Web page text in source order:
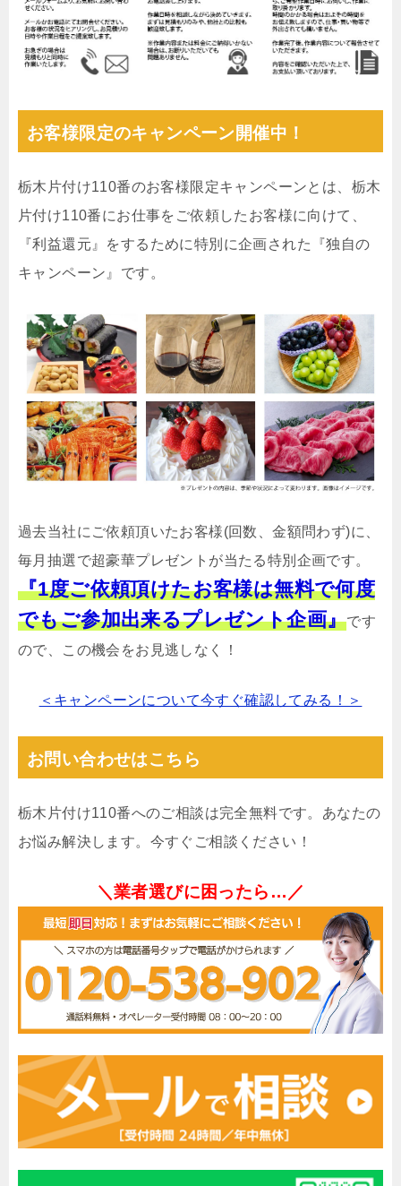
お客様限定のキャンペーン開催中！
栃木片付け110番のお客様限定キャンペーンとは、栃木
片付け110番にお仕事をご依頼したお客様に向けて、
『利益還元』をするために特別に企画された『独自の
キャンペーン』です。
過去当社にご依頼頂いたお客様(回数、金額問わず)に、
毎月抽選で超豪華プレゼントが当たる特別企画です。
『1度ご依頼頂けたお客様は無料で何度
でもご参加出来るプレゼント企画』です
ので、この機会をお見逃しなく！
＜キャンペーンについて今すぐ確認してみる！＞
お問い合わせはこちら
栃木片付け110番へのご相談は完全無料です。あなたの
お悩み解決します。今すぐご相談ください！
＼業者選びに困ったら…／